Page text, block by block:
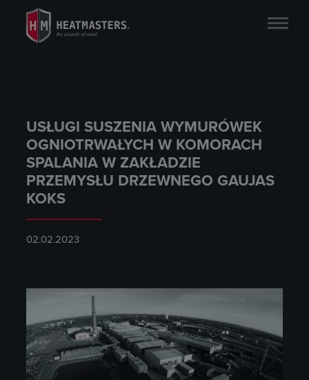
USŁUGI SUSZENIA WYMURÓWEK
OGNIOTRWAŁYCH W KOMORACH
SPALANIA W ZAKŁADZIE
PRZEMYSŁU DRZEWNEGO GAUJAS
KOKS
02.02.2023